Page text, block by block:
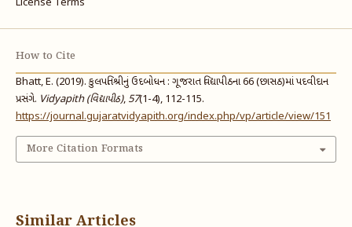
License Terms
How to Cite
Bhatt, E. (2019). કુલપતિશ્રીનું ઉદબોધન : ગૂજરાત વિદ્યાપીઠના 66 (છાસઠ)માં પદવીદાન
પ્રસંગે. Vidyapith (વિદ્યાપીઠ), 57(1-4), 112-115.
https://journal.gujaratvidyapith.org/index.php/vp/article/view/151
More Citation Formats
Similar Articles